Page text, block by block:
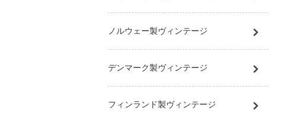
ノルウェー製ヴィンテージ
デンマーク製ヴィンテージ
フィンランド製ヴィンテージ